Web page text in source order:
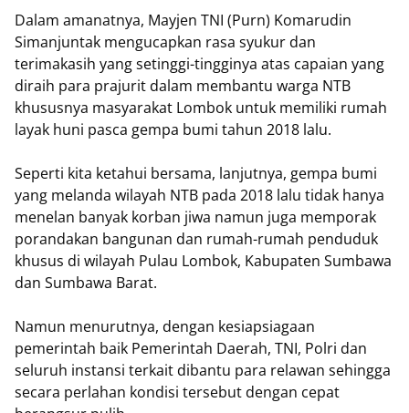
Dalam amanatnya, Mayjen TNI (Purn) Komarudin
Simanjuntak mengucapkan rasa syukur dan
terimakasih yang setinggi-tingginya atas capaian yang
diraih para prajurit dalam membantu warga NTB
khususnya masyarakat Lombok untuk memiliki rumah
layak huni pasca gempa bumi tahun 2018 lalu.
Seperti kita ketahui bersama, lanjutnya, gempa bumi
yang melanda wilayah NTB pada 2018 lalu tidak hanya
menelan banyak korban jiwa namun juga memporak
porandakan bangunan dan rumah-rumah penduduk
khusus di wilayah Pulau Lombok, Kabupaten Sumbawa
dan Sumbawa Barat.
Namun menurutnya, dengan kesiapsiagaan
pemerintah baik Pemerintah Daerah, TNI, Polri dan
seluruh instansi terkait dibantu para relawan sehingga
secara perlahan kondisi tersebut dengan cepat